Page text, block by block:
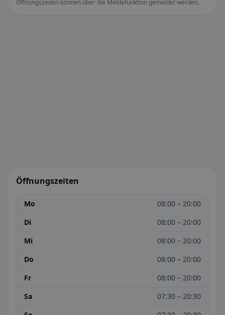
Öffnungszeiten können über die Meldefunktion gemeldet werden.
Öffnungszeiten
Mo
08:00 – 20:00
Di
08:00 – 20:00
Mi
08:00 – 20:00
Do
08:00 – 20:00
Fr
08:00 – 20:00
Sa
07:30 – 20:30